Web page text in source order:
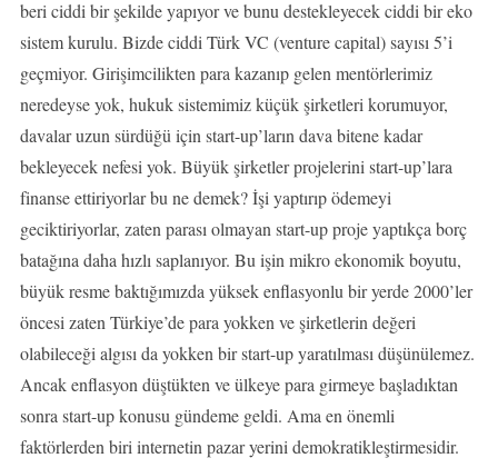
beri ciddi bir şekilde yapıyor ve bunu destekleyecek ciddi bir eko
sistem kurulu. Bizde ciddi Türk VC (venture capital) sayısı 5’i
geçmiyor. Girişimcilikten para kazanıp gelen mentörlerimiz
neredeyse yok, hukuk sistemimiz küçük şirketleri korumuyor,
davalar uzun sürdüğü için start-up’ların dava bitene kadar
bekleyecek nefesi yok. Büyük şirketler projelerini start-up’lara
finanse ettiriyorlar bu ne demek? İşi yaptırıp ödemeyi
geciktiriyorlar, zaten parası olmayan start-up proje yaptıkça borç
batağına daha hızlı saplanıyor. Bu işin mikro ekonomik boyutu,
büyük resme baktığımızda yüksek enflasyonlu bir yerde 2000’ler
öncesi zaten Türkiye’de para yokken ve şirketlerin değeri
olabileceği algısı da yokken bir start-up yaratılması düşünülemez.
Ancak enflasyon düştükten ve ülkeye para girmeye başladıktan
sonra start-up konusu gündeme geldi. Ama en önemli
faktörlerden biri internetin pazar yerini demokratikleştirmesidir.